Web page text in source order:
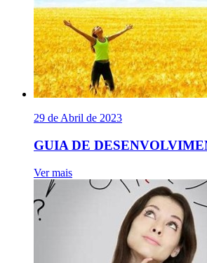
29 de Abril de 2023
GUIA DE
Ver mais